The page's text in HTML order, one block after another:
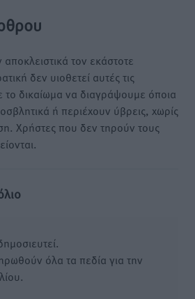
τον εκάστοτε
δεν υιοθετεί αυτές τις
το δικαίωμα να διαγράψουμε όποια
ή περιέχουν ύβρεις, χωρίς
Χρήστες που δεν τηρούν τους
όλα τα πεδία για την